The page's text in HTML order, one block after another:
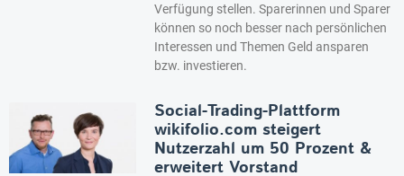
Verfügung stellen. Sparerinnen und Sparer
können so noch besser nach persönlichen
Interessen und Themen Geld ansparen
bzw. investieren.
Social-Trading-Plattform
wikifolio.com steigert
Nutzerzahl um 50 Prozent &
erweitert Vorstand